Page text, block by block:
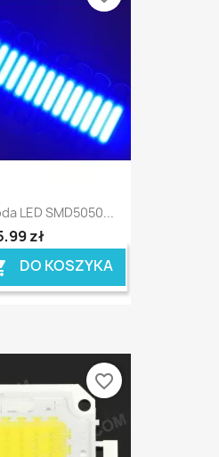
LED SMD5050...
zł
DO KOSZYKA
favorite_border